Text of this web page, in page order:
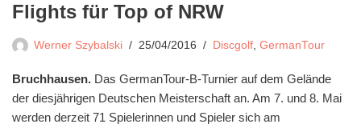
Flights für Top of NRW
Werner Szybalski 25/04/2016 Discgolf, GermanTour
Bruchhausen. Das GermanTour-B-Turnier auf dem Gelände
der diesjährigen Deutschen Meisterschaft an. Am 7. und 8. Mai
werden derzeit 71 Spielerinnen und Spieler sich am